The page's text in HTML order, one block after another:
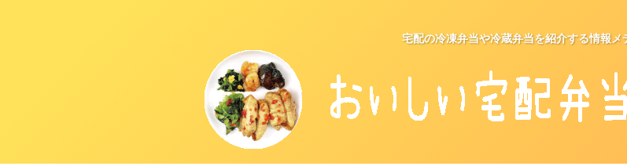
宅配の冷凍弁当や冷蔵弁当を紹介する情報メ